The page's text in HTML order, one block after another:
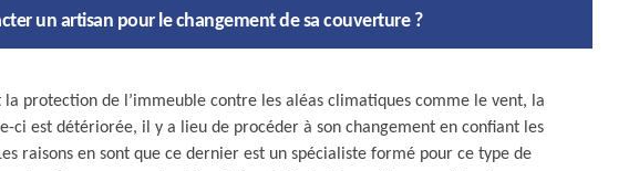
un artisan pour le changement de sa couverture ?
la protection de l’immeuble contre les aléas climatiques comme le vent, la
ci est détériorée, il y a lieu de procéder à son changement en confiant les
raisons en sont que ce dernier est un spécialiste formé pour ce type de